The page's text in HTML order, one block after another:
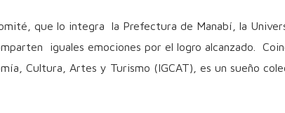
que lo integra la Prefectura de Manabí, la
iguales emociones por el logro alcanzado.
Cultura, Artes y Turismo (IGCAT), es un sueño